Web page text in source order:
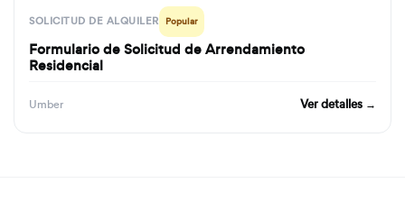
SOLICITUD DE ALQUILER Popular
Formulario de Solicitud de Arrendamiento
Residencial
Umber Ver detalles →